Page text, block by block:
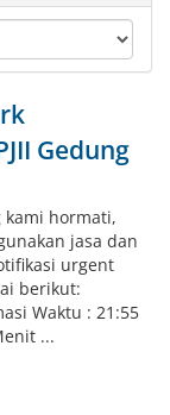
Gedung
kami hormati,
jasa dan
urgent
berikut:
Waktu : 21:55
...